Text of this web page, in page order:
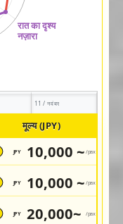
11 / नवंबर
मूल्य (JPY)
JPY 10,000 ~ /pax
JPY 10,000 ~ /pax
JPY 20,000~ /pax